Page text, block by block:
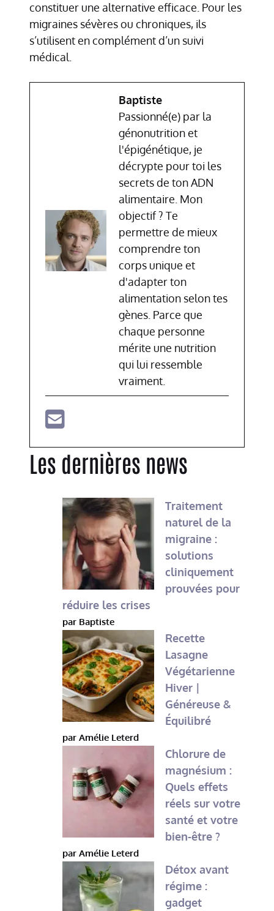
constituer une alternative efficace. Pour les
migraines sévères ou chroniques, ils
s’utilisent en complément d’un suivi
médical.
Baptiste
Passionné(e) par la
génonutrition et
l'épigénétique, je
décrypte pour toi les
secrets de ton ADN
alimentaire. Mon
objectif ? Te
permettre de mieux
comprendre ton
corps unique et
d'adapter ton
alimentation selon tes
gènes. Parce que
chaque personne
mérite une nutrition
qui lui ressemble
vraiment.
Les dernières news
Traitement
naturel de la
migraine :
solutions
cliniquement
prouvées pour
réduire les crises
par Baptiste
Recette
Lasagne
Végétarienne
Hiver |
Généreuse &
Équilibré
par Amélie Leterd
Chlorure de
magnésium :
Quels effets
réels sur votre
santé et votre
bien-être ?
par Amélie Leterd
Détox avant
régime :
gadget